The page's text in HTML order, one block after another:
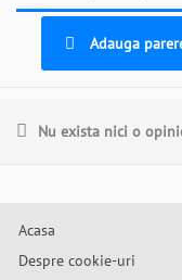
Adauga
Nu exista nici o
Acasa
Despre cookie-uri